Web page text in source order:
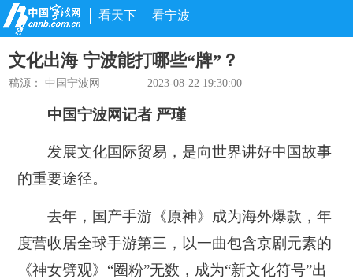
看天下 看宁波
文化出海 宁波能打哪些“牌”？
稿源： 中国宁波网 2023-08-22 19:30:00
中国宁波网记者 严瑾
发展文化国际贸易，是向世界讲好中国故事
的重要途径。
去年，国产手游《原神》成为海外爆款，年
度营收居全球手游第三，以一曲包含京剧元素的
《神女劈观》“圈粉”无数，成为“新文化符号”出